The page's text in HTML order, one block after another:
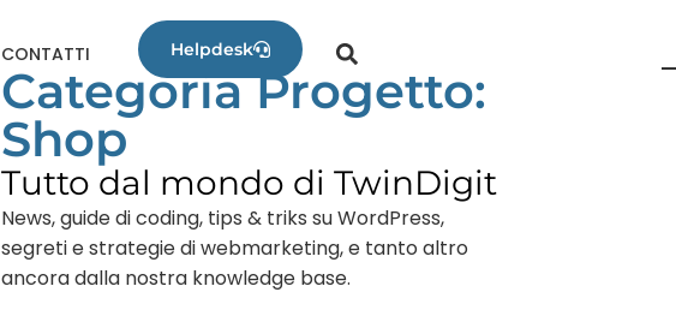
CONTATTI Helpdesk
Categoria Progetto:
Shop
Tutto dal mondo di TwinDigit
News, guide di coding, tips & triks su WordPress,
segreti e strategie di webmarketing, e tanto altro
ancora dalla nostra knowledge base.